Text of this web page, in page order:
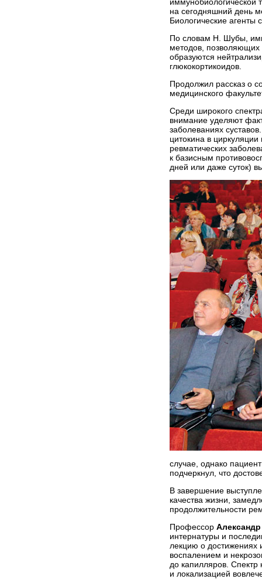
на сегодняшний день
Биологические агенты
По словам Н. Шубы,
методов, позволяющих
образуются
глюкокортикоидов.
Продолжил рассказ о
медицинского
Среди широкого
внимание уделяют
заболеваниях
цитокина в
ревматичес­ких
к базисным
дней или даже суток)
случае, однако
подчеркнул, что
В завершение
качества жизни,
продолжительности
Профессор
интернатуры и
лекцию о достижениях
воспалением и
до капилляров. Спектр
и локализацией